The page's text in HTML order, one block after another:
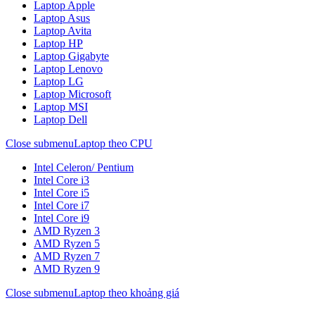
Laptop Apple
Laptop Asus
Laptop Avita
Laptop HP
Laptop Gigabyte
Laptop Lenovo
Laptop LG
Laptop Microsoft
Laptop MSI
Laptop Dell
Close submenuLaptop theo CPU
Intel Celeron/ Pentium
Intel Core i3
Intel Core i5
Intel Core i7
Intel Core i9
AMD Ryzen 3
AMD Ryzen 5
AMD Ryzen 7
AMD Ryzen 9
Close submenuLaptop theo khoảng giá